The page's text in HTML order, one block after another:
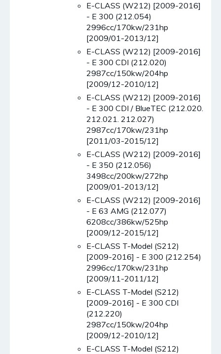
E-CLASS (W212) [2009-2016]
- E 300 (212.054)
2996cc/170kw/231hp
[2009/01-2013/12]
E-CLASS (W212) [2009-2016]
- E 300 CDI (212.020)
2987cc/150kw/204hp
[2009/12-2010/12]
E-CLASS (W212) [2009-2016]
- E 300 CDI / BlueTEC (212.020.
212.021. 212.027)
2987cc/170kw/231hp
[2011/03-2015/12]
E-CLASS (W212) [2009-2016]
- E 350 (212.056)
3498cc/200kw/272hp
[2009/01-2013/12]
E-CLASS (W212) [2009-2016]
- E 63 AMG (212.077)
6208cc/386kw/525hp
[2009/12-2015/12]
E-CLASS T-Model (S212)
[2009-2016] - E 300 (212.254)
2996cc/170kw/231hp
[2009/11-2011/12]
E-CLASS T-Model (S212)
[2009-2016] - E 300 CDI
(212.220)
2987cc/150kw/204hp
[2009/12-2010/12]
E-CLASS T-Model (S212)